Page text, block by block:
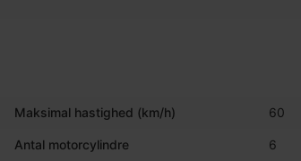
Maksimal hastighed (km/h) 60
Antal motorcylindre 6